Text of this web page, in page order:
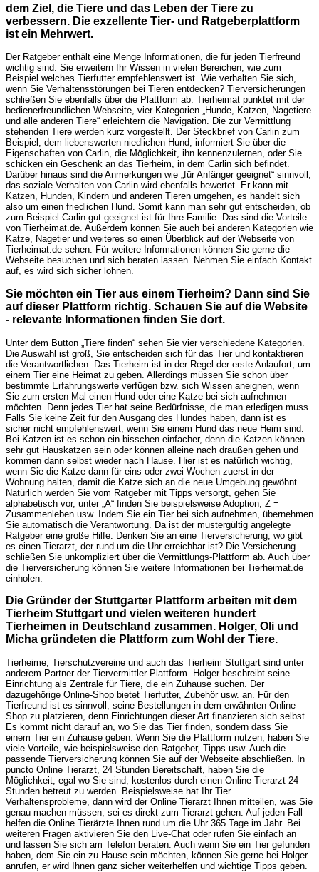
dem Ziel, die Tiere und das Leben der Tiere zu
verbessern. Die exzellente Tier- und Ratgeberplattform
ist ein Mehrwert.
Der Ratgeber enthält eine Menge Informationen, die für jeden Tierfreund
wichtig sind. Sie erweitern Ihr Wissen in vielen Bereichen, wie zum
Beispiel welches Tierfutter empfehlenswert ist. Wie verhalten Sie sich,
wenn Sie Verhaltensstörungen bei Tieren entdecken? Tierversicherungen
schließen Sie ebenfalls über die Plattform ab. Tierheimat punktet mit der
bedienerfreundlichen Webseite, vier Kategorien „Hunde, Katzen, Nagetiere
und alle anderen Tiere“ erleichtern die Navigation. Die zur Vermittlung
stehenden Tiere werden kurz vorgestellt. Der Steckbrief von Carlin zum
Beispiel, dem liebenswerten niedlichen Hund, informiert Sie über die
Eigenschaften von Carlin, die Möglichkeit, ihn kennenzulernen, oder Sie
schicken ein Geschenk an das Tierheim, in dem Carlin sich befindet.
Darüber hinaus sind die Anmerkungen wie „für Anfänger geeignet“ sinnvoll,
das soziale Verhalten von Carlin wird ebenfalls bewertet. Er kann mit
Katzen, Hunden, Kindern und anderen Tieren umgehen, es handelt sich
also um einen friedlichen Hund. Somit kann man sehr gut entscheiden, ob
zum Beispiel Carlin gut geeignet ist für Ihre Familie. Das sind die Vorteile
von Tierheimat.de. Außerdem können Sie auch bei anderen Kategorien wie
Katze, Nagetier und weiteres so einen Überblick auf der Webseite von
Tierheimat.de sehen. Für weitere Informationen können Sie gerne die
Webseite besuchen und sich beraten lassen. Nehmen Sie einfach Kontakt
auf, es wird sich sicher lohnen.
Sie möchten ein Tier aus einem Tierheim? Dann sind Sie
auf dieser Plattform richtig. Schauen Sie auf die Website
- relevante Informationen finden Sie dort.
Unter dem Button „Tiere finden“ sehen Sie vier verschiedene Kategorien.
Die Auswahl ist groß, Sie entscheiden sich für das Tier und kontaktieren
die Verantwortlichen. Das Tierheim ist in der Regel der erste Anlaufort, um
einem Tier eine Heimat zu geben. Allerdings müssen Sie schon über
bestimmte Erfahrungswerte verfügen bzw. sich Wissen aneignen, wenn
Sie zum ersten Mal einen Hund oder eine Katze bei sich aufnehmen
möchten. Denn jedes Tier hat seine Bedürfnisse, die man erledigen muss.
Falls Sie keine Zeit für den Ausgang des Hundes haben, dann ist es
sicher nicht empfehlenswert, wenn Sie einem Hund das neue Heim sind.
Bei Katzen ist es schon ein bisschen einfacher, denn die Katzen können
sehr gut Hauskatzen sein oder können alleine nach draußen gehen und
kommen dann selbst wieder nach Hause. Hier ist es natürlich wichtig,
wenn Sie die Katze dann für eins oder zwei Wochen zuerst in der
Wohnung halten, damit die Katze sich an die neue Umgebung gewöhnt.
Natürlich werden Sie vom Ratgeber mit Tipps versorgt, gehen Sie
alphabetisch vor, unter „A“ finden Sie beispielsweise Adoption, Z =
Zusammenleben usw. Indem Sie ein Tier bei sich aufnehmen, übernehmen
Sie automatisch die Verantwortung. Da ist der mustergültig angelegte
Ratgeber eine große Hilfe. Denken Sie an eine Tierversicherung, wo gibt
es einen Tierarzt, der rund um die Uhr erreichbar ist? Die Versicherung
schließen Sie unkompliziert über die Vermittlungs-Plattform ab. Auch über
die Tierversicherung können Sie weitere Informationen bei Tierheimat.de
einholen.
Die Gründer der Stuttgarter Plattform arbeiten mit dem
Tierheim Stuttgart und vielen weiteren hundert
Tierheimen in Deutschland zusammen. Holger, Oli und
Micha gründeten die Plattform zum Wohl der Tiere.
Tierheime, Tierschutzvereine und auch das Tierheim Stuttgart sind unter
anderem Partner der Tiervermittler-Plattform. Holger beschreibt seine
Einrichtung als Zentrale für Tiere, die ein Zuhause suchen. Der
dazugehörige Online-Shop bietet Tierfutter, Zubehör usw. an. Für den
Tierfreund ist es sinnvoll, seine Bestellungen in dem erwähnten Online-
Shop zu platzieren, denn Einrichtungen dieser Art finanzieren sich selbst.
Es kommt nicht darauf an, wo Sie das Tier finden, sondern dass Sie
einem Tier ein Zuhause geben. Wenn Sie die Plattform nutzen, haben Sie
viele Vorteile, wie beispielsweise den Ratgeber, Tipps usw. Auch die
passende Tierversicherung können Sie auf der Webseite abschließen. In
puncto Online Tierarzt, 24 Stunden Bereitschaft, haben Sie die
Möglichkeit, egal wo Sie sind, kostenlos durch einen Online Tierarzt 24
Stunden betreut zu werden. Beispielsweise hat Ihr Tier
Verhaltensprobleme, dann wird der Online Tierarzt Ihnen mitteilen, was Sie
genau machen müssen, sei es direkt zum Tierarzt gehen. Auf jeden Fall
helfen die Online Tierärzte Ihnen rund um die Uhr 365 Tage im Jahr. Bei
weiteren Fragen aktivieren Sie den Live-Chat oder rufen Sie einfach an
und lassen Sie sich am Telefon beraten. Auch wenn Sie ein Tier gefunden
haben, dem Sie ein zu Hause sein möchten, können Sie gerne bei Holger
anrufen, er wird Ihnen ganz sicher weiterhelfen und wichtige Tipps geben.